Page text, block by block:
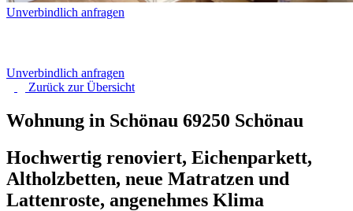
Unverbindlich anfragen
Unverbindlich anfragen
Zurück zurÜbersicht
Wohnung in Schönau 69250 Schönau
Hochwertig renoviert, Eichenparkett,
Altholzbetten, neue Matratzen und
Lattenroste, angenehmes Klima